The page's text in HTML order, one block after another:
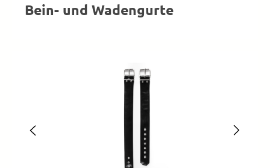
Bein- und Wadengurte